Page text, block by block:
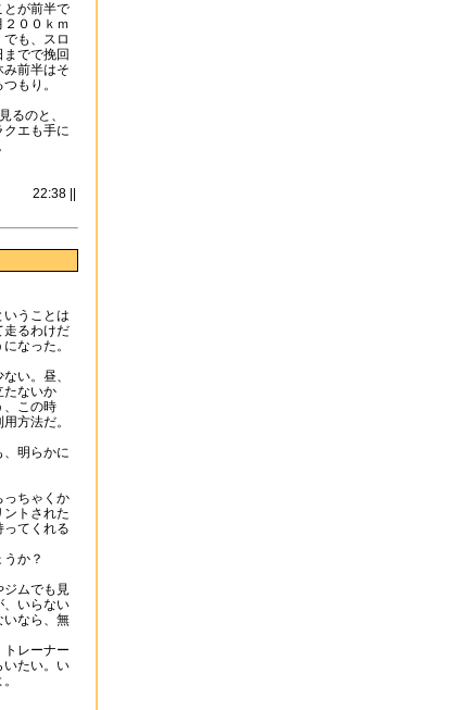
とが前半で
２００ｋｍ
も、スロ
でで挽回
み前半はそ
もり。
るのと、
エも手に
22:38 ||
うことは
走るわけだ
なった。
い。昼、
たないか
、この時
方法だ。
、明らかに
っちゃくか
トされた
ってくれる
か？
ジムでも見
、いらない
いなら、無
レーナー
いたい。い